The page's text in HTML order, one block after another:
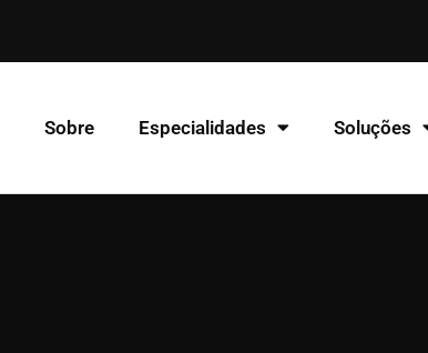
Sobre Especialidades Soluções